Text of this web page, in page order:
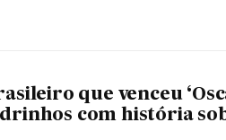
que venceu
com história